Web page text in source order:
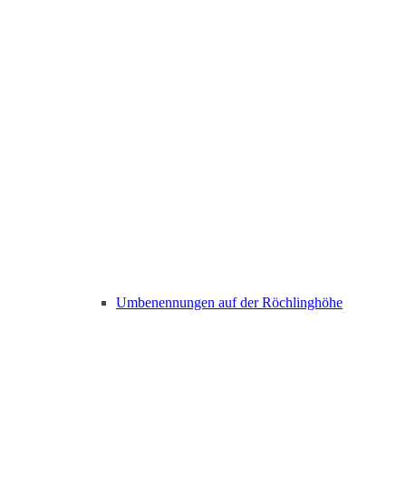
Umbenennungen auf der Röchlinghöhe